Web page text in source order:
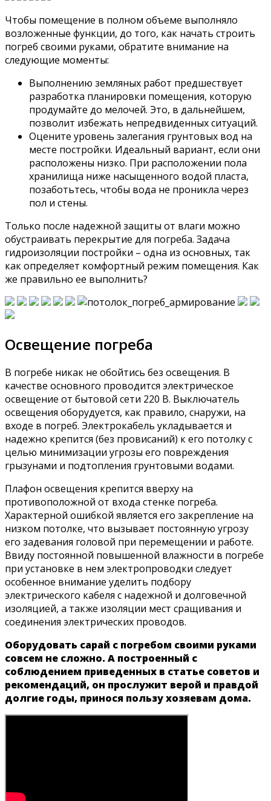
Чтобы помещение в полном объеме выполняло
возложенные функции, до того, как начать строить
погреб своими руками, обратите внимание на
следующие моменты:
Выполнению земляных работ предшествует
разработка планировки помещения, которую
продумайте до мелочей. Это, в дальнейшем,
позволит избежать непредвиденных ситуаций.
Оцените уровень залегания грунтовых вод на
месте постройки. Идеальный вариант, если они
расположены низко. При расположении пола
хранилища ниже насыщенного водой пласта,
позаботьтесь, чтобы вода не проникла через
пол и стены.
Только после надежной защиты от влаги можно
обустраивать перекрытие для погреба. Задача
гидроизоляции постройки – одна из основных, так
как определяет комфортный режим помещения. Как
же правильно ее выполнить?
Освещение погреба
В погребе никак не обойтись без освещения. В
качестве основного проводится электрическое
освещение от бытовой сети 220 В. Выключатель
освещения оборудуется, как правило, снаружи, на
входе в погреб. Электрокабель укладывается и
надежно крепится (без провисаний) к его потолку с
целью минимизации угрозы его повреждения
грызунами и подтопления грунтовыми водами.
Плафон освещения крепится вверху на
противоположной от входа стенке погреба.
Характерной ошибкой является его закрепление на
низком потолке, что вызывает постоянную угрозу
его задевания головой при перемещении и работе.
Ввиду постоянной повышенной влажности в погребе
при установке в нем электропроводки следует
особенное внимание уделить подбору
электрического кабеля с надежной и долговечной
изоляцией, а также изоляции мест сращивания и
соединения электрических проводов.
Оборудовать сарай с погребом своими руками
совсем не сложно. А построенный с
соблюдением приведенных в статье советов и
рекомендаций, он прослужит верой и правдой
долгие годы, принося пользу хозяевам дома.